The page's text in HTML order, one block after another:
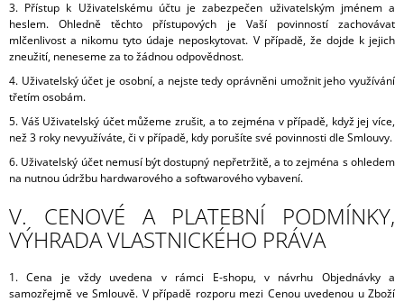
3. Přístup k Uživatelskému účtu je zabezpečen uživatelským jménem a
heslem. Ohledně těchto přístupových je Vaší povinností zachovávat
mlčenlivost a nikomu tyto údaje neposkytovat. V případě, že dojde k jejich
zneužití, neneseme za to žádnou odpovědnost.
4. Uživatelský účet je osobní, a nejste tedy oprávněni umožnit jeho využívání
třetím osobám.
5. Váš Uživatelský účet můžeme zrušit, a to zejména v případě, když jej více,
než 3 roky nevyužíváte, či v případě, kdy porušíte své povinnosti dle Smlouvy.
6. Uživatelský účet nemusí být dostupný nepřetržitě, a to zejména s ohledem
na nutnou údržbu hardwarového a softwarového vybavení.
V. CENOVÉ A PLATEBNÍ PODMÍNKY,
VÝHRADA VLASTNICKÉHO PRÁVA
1. Cena je vždy uvedena v rámci E-shopu, v návrhu Objednávky a
samozřejmě ve Smlouvě. V případě rozporu mezi Cenou uvedenou u Zboží